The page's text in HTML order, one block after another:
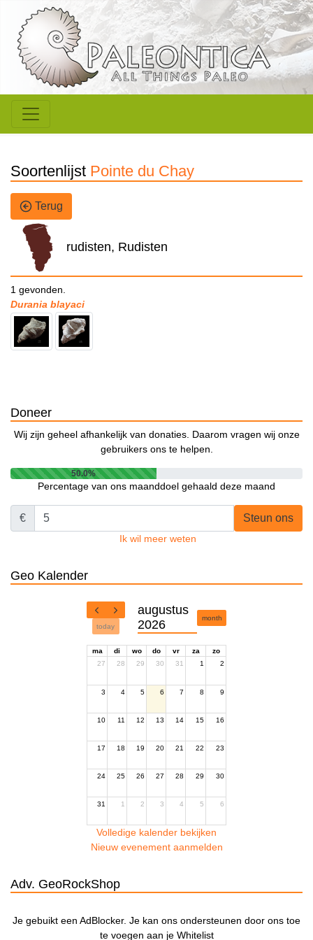
Soortenlijst Pointe du Chay
Terug
rudisten, Rudisten
1 gevonden.
Durania blayaci
Doneer
Wij zijn geheel afhankelijk van donaties. Daarom vragen wij onze
gebruikers ons te helpen.
50.0%
Percentage van ons maanddoel gehaald deze maand
€ Steun ons
Ik wil meer weten
Geo Kalender
today
augustus
2026
month
ma di wo do vr za
zo
27
28 29 30 31 1 2
3 4 5 6 7 8 9
10 11 12 13 14 15 16
17 18 19 20 21 22 23
24 25 26 27 28 29 30
31 1 2 3 4 5 6
Volledige kalender bekijken
Nieuw evenement aanmelden
Adv. GeoRockShop
Je gebuikt een AdBlocker. Je kan ons ondersteunen door ons toe
te voegen aan je Whitelist